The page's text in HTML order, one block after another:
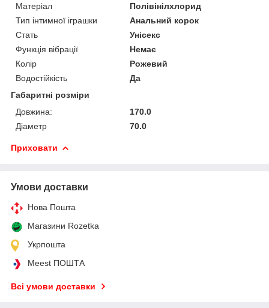
Матеріал
Полівінілхлорид
Тип інтимної іграшки
Анальний корок
Стать
Унісекс
Функція вібрації
Немає
Колір
Рожевий
Водостійкість
Да
Габаритні розміри
Довжина:
170.0
Діаметр
70.0
Приховати
Умови доставки
Нова Пошта
Магазини Rozetka
Укрпошта
Meest ПОШТА
Всі умови доставки